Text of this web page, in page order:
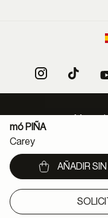
mó PIÑA
Carey
AÑADIR
Política protección
Declaración de